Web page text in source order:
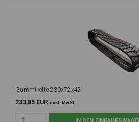
Gummikette 230x72x42
233,85 EUR exkl. MwSt